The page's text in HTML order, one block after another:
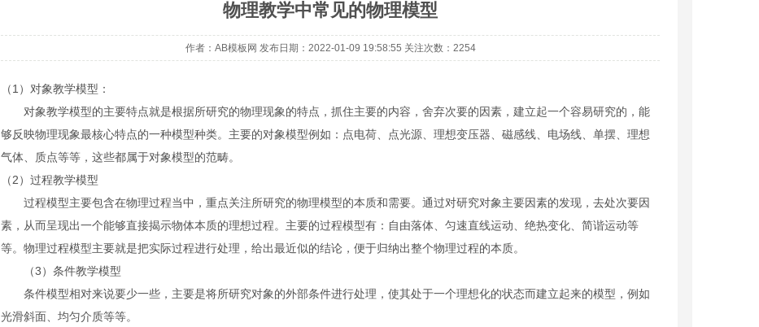
1 2
物理教学中常见的物理模型
作者：AB模板网 发布日期：2022-01-09 19:58:55 关注次数：2254
（1）对象教学模型：
对象教学模型的主要特点就是根据所研究的物理现象的特点，抓住主要的内容，舍弃次要的因素，建立起一个容易研究的，能
够反映物理现象最核心特点的一种模型种类。主要的对象模型例如：点电荷、点光源、理想变压器、磁感线、电场线、单摆、理想
气体、质点等等，这些都属于对象模型的范畴。
（2）过程教学模型
过程模型主要包含在物理过程当中，重点关注所研究的物理模型的本质和需要。通过对研究对象主要因素的发现，去处次要因
素，从而呈现出一个能够直接揭示物体本质的理想过程。主要的过程模型有：自由落体、匀速直线运动、绝热变化、简谐运动等
等。物理过程模型主要就是把实际过程进行处理，给出最近似的结论，便于归纳出整个物理过程的本质。
（3）条件教学模型
条件模型相对来说要少一些，主要是将所研究对象的外部条件进行处理，使其处于一个理想化的状态而建立起来的模型，例如
光滑斜面、均匀介质等等。